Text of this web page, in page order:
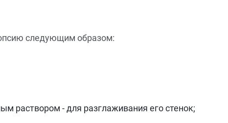
следующим образом:
раствором - для разглаживания его стенок;